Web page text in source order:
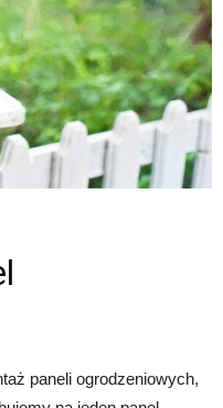
paneli ogrodzeniowych,